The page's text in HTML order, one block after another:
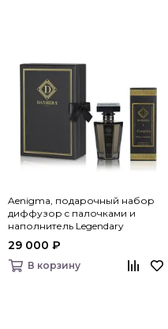
Aenigma, подарочный набор
диффузор c палочками и
наполнитель Legendary
Fragrances, Danhera Italy
29 000 ₽
В корзину